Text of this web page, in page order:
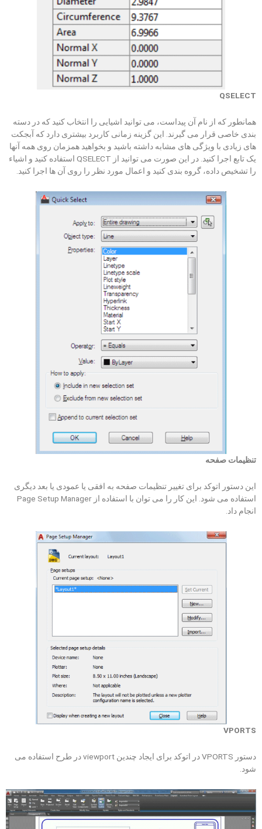
QSELECT
همانطور که از نام آن پیداست، می توانید اشیایی را انتخاب کنید که در دسته
بندی خاصی قرار می گیرند. این گزینه زمانی کاربرد بیشتری دارد که آبجکت
های زیادی با ویژگی های مشابه داشته باشید و بخواهید همزمان روی همه آنها
یک تابع اجرا کنید. در این صورت می توانید از QSELECT استفاده کنید و اشیاء
را تشخیص داده، گروه بندی کنید و اعمال مورد نظر را روی آن ها اجرا کنید.
تنظیمات صفحه
این دستور اتوکد برای تغییر تنظیمات صفحه به افقی یا عمودی یا بعد دیگری
استفاده می شود. این کار را می توان با استفاده از Page Setup Manager
انجام داد.
VPORTS
دستور VPORTS در اتوکد برای ایجاد چندین viewport در طرح استفاده می
شود.